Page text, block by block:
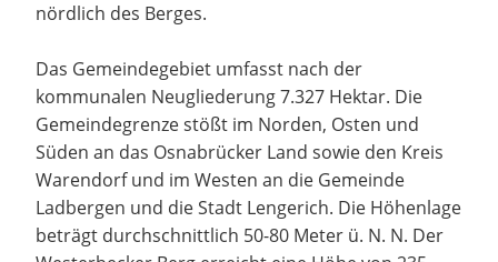
nördlich des Berges.
Das Gemeindegebiet umfasst nach der
kommunalen Neugliederung 7.327 Hektar. Die
Gemeindegrenze stößt im Norden, Osten und
Süden an das Osnabrücker Land sowie den Kreis
Warendorf und im Westen an die Gemeinde
Ladbergen und die Stadt Lengerich. Die Höhenlage
beträgt durchschnittlich 50-80 Meter ü. N. N. Der